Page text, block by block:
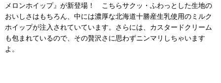
メロンホイップ』が新登場！ こちらサクッ・ふわっとした生地の
おいしさはもちろん、中には濃厚な北海道十勝産生乳使用のミルク
ホイップが注入されていています。さらには、カスタードクリーム
も包まれているので、その贅沢さに思わずニンマリしちゃいます
よ。